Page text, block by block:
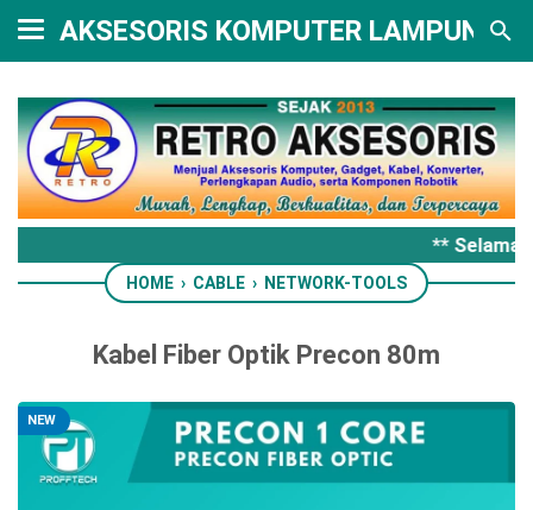
AKSESORIS KOMPUTER LAMPUNG
** Selamat
HOME › CABLE › NETWORK-TOOLS
Kabel Fiber Optik Precon 80m
NEW